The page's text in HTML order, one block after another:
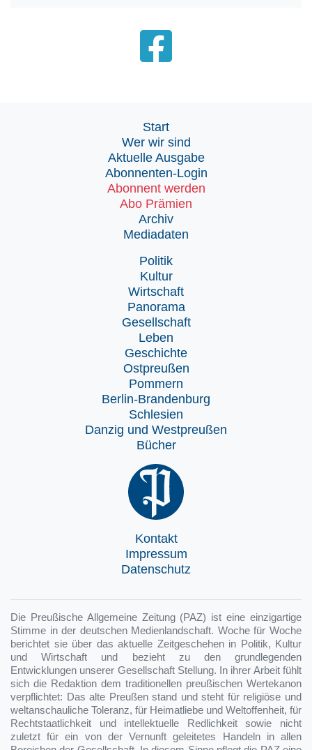
Start
Wer wir sind
Aktuelle Ausgabe
Abonnenten-Login
Abonnent werden
Abo Prämien
Archiv
Mediadaten
Politik
Kultur
Wirtschaft
Panorama
Gesellschaft
Leben
Geschichte
Ostpreußen
Pommern
Berlin-Brandenburg
Schlesien
Danzig und Westpreußen
Bücher
Kontakt
Impressum
Datenschutz
Die Preußische Allgemeine Zeitung (PAZ) ist eine einzigartige
Stimme in der deutschen Medienlandschaft. Woche für Woche
berichtet sie über das aktuelle Zeitgeschehen in Politik, Kultur
und Wirtschaft und bezieht zu den grundlegenden
Entwicklungen unserer Gesellschaft Stellung. In ihrer Arbeit fühlt
sich die Redaktion dem traditionellen preußischen Wertekanon
verpflichtet: Das alte Preußen stand und steht für religiöse und
weltanschauliche Toleranz, für Heimatliebe und Weltoffenheit, für
Rechtstaatlichkeit und intellektuelle Redlichkeit sowie nicht
zuletzt für ein von der Vernunft geleitetes Handeln in allen